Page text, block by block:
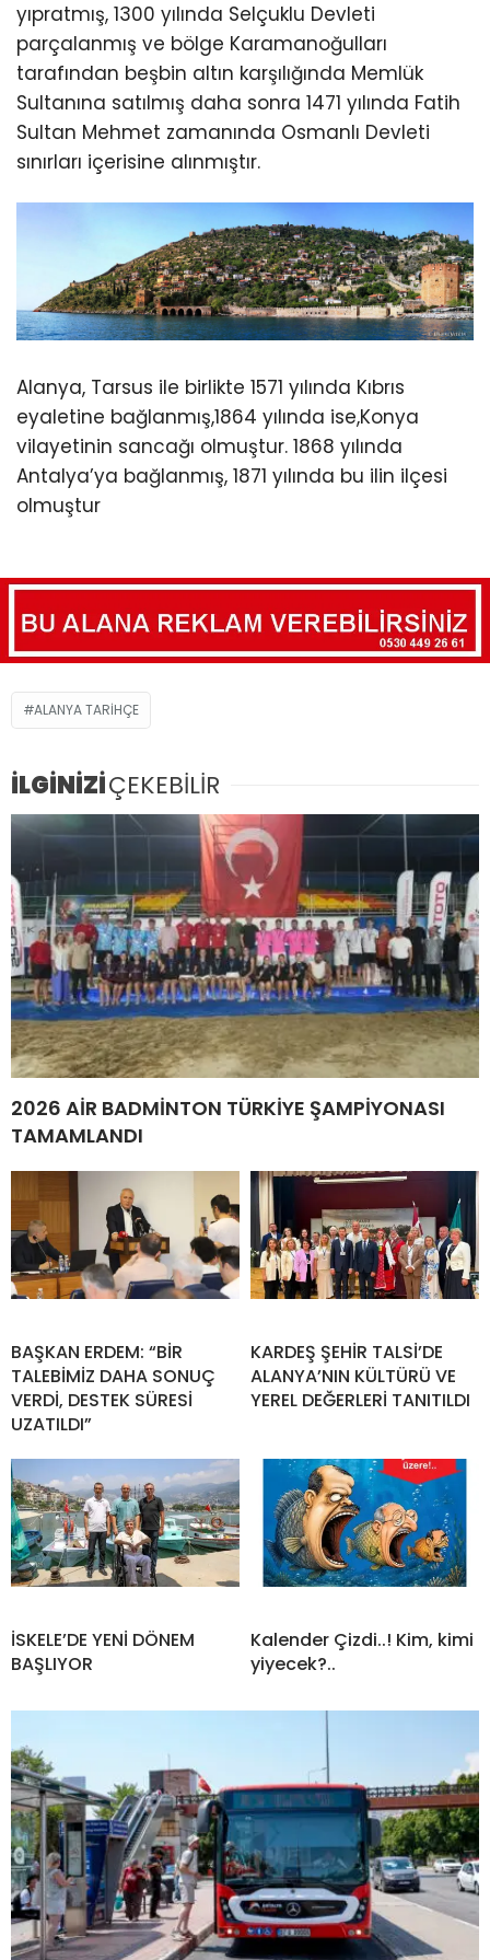
yıpratmış, 1300 yılında Selçuklu Devleti
parçalanmış ve bölge Karamanoğulları
tarafından beşbin altın karşılığında Memlük
Sultanına satılmış daha sonra 1471 yılında Fatih
Sultan Mehmet zamanında Osmanlı Devleti
sınırları içerisine alınmıştır.
Alanya, Tarsus ile birlikte 1571 yılında Kıbrıs
eyaletine bağlanmış,1864 yılında ise,Konya
vilayetinin sancağı olmuştur. 1868 yılında
Antalya’ya bağlanmış, 1871 yılında bu ilin ilçesi
olmuştur
ALANYA TARIHÇE
İLGİNİZİÇEKEBİLİR
2026 AİR BADMİNTON TÜRKİYE ŞAMPİYONASI
TAMAMLANDI
BAŞKAN ERDEM: “BİR
TALEBİMİZ DAHA SONUÇ
VERDİ, DESTEK SÜRESİ
UZATILDI”
KARDEŞ ŞEHİR TALSİ’DE
ALANYA’NIN KÜLTÜRÜ VE
YEREL DEĞERLERİ TANITILDI
İSKELE’DE YENİ DÖNEM
BAŞLIYOR
Kalender Çizdi..! Kim, kimi
yiyecek?..